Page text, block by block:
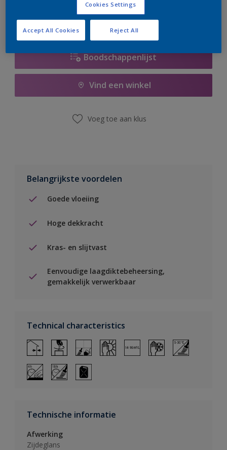
Boodschappenlijst
Vind een winkel
Voeg toe aan klus
Belangrijkste voordelen
Goede vloeiing
Hoge dekkracht
Kras- en slijtvast
Eenvoudige laagdiktebeheersing,
gemakkelijk verwerkbaar
Technical characteristics
Technische informatie
Afwerking
Zijdeglans
Cookies Settings
Reject All
Accept All Cookies